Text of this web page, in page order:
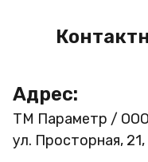
Адрес:
ТМ Параметр / ООО
ул. Просторная,